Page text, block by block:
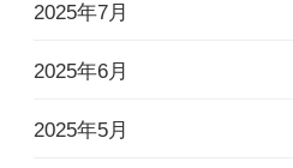
2025年7月
2025年6月
2025年5月